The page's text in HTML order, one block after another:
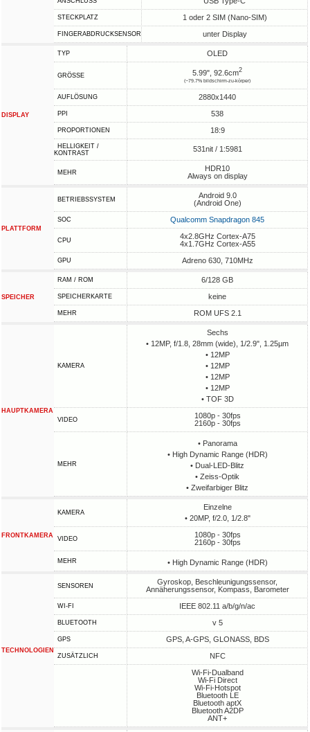
STECKPLATZ 1 oder 2 SIM (Nano-SIM)
FINGERABDRUCKSENSOR unter Display
DISPLAY
TYP OLED
GRÖSSE 5.99", 92.6cm2
(~79.7% bildschirm-zu-körper)
AUFLÖSUNG 2880x1440
PPI 538
PROPORTIONEN 18:9
HELLIGKEIT /
KONTRAST
531nit / 1:5981
MEHR
HDR10
Always on display
PLATTFORM
BETRIEBSSYSTEM
Android 9.0
(Android One)
SOC Qualcomm Snapdragon 845
CPU
4x2.8GHz Cortex-A75
4x1.7GHz Cortex-A55
GPU Adreno 630, 710MHz
SPEICHER
RAM / ROM 6/128 GB
SPEICHERKARTE keine
MEHR ROM UFS 2.1
HAUPTKAMERA
KAMERA
Sechs
• 12MP, f/1.8, 28mm (wide), 1/2.9", 1.25µm
• 12MP
• 12MP
• 12MP
• 12MP
• TOF 3D
VIDEO
1080p - 30fps
2160p - 30fps
MEHR
• Panorama
• High Dynamic Range (HDR)
• Dual-LED-Blitz
• Zeiss-Optik
• Zweifarbiger Blitz
FRONTKAMERA
KAMERA
Einzelne
• 20MP, f/2.0, 1/2.8"
VIDEO
1080p - 30fps
2160p - 30fps
MEHR • High Dynamic Range (HDR)
TECHNOLOGIEN
SENSOREN
Gyroskop, Beschleunigungssensor,
Annäherungssensor, Kompass, Barometer
WI-FI IEEE 802.11 a/b/g/n/ac
BLUETOOTH v 5
GPS GPS, A-GPS, GLONASS, BDS
ZUSÄTZLICH
NFC
Wi-Fi-Dualband
Wi-Fi Direct
Wi-Fi-Hotspot
Bluetooth LE
Bluetooth aptX
Bluetooth A2DP
ANT+